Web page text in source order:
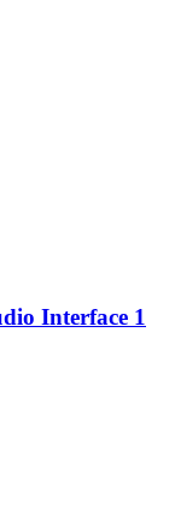
Interface 1